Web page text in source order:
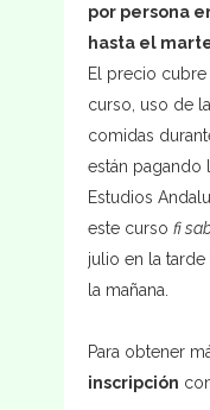
por persona
hasta el
El precio
curso, uso de
comidas
están pagando
Estudios
este curso fi
julio en la
la mañana.
Para obtener
inscripción